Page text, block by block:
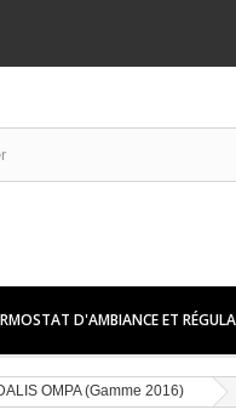
D'AMBIANCE ET
OMPA (Gamme 2016)